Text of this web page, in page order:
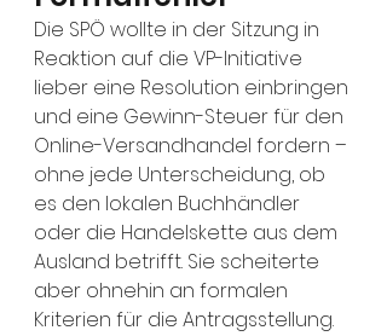
Die SPÖ wollte in der Sitzung in
Reaktion auf die VP-Initiative
lieber eine Resolution einbringen
und eine Gewinn-Steuer für den
Online-Versandhandel fordern –
ohne jede Unterscheidung, ob
es den lokalen Buchhändler
oder die Handelskette aus dem
Ausland betrifft. Sie scheiterte
aber ohnehin an formalen
Kriterien für die Antragsstellung.